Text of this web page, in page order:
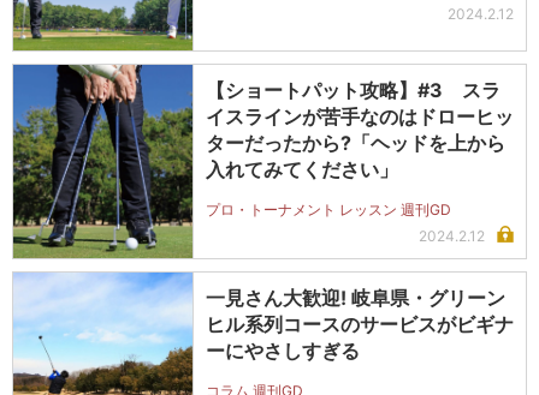
2024.2.12
【ショートパット攻略】#3 スラ
イスラインが苦手なのはドローヒッ
ターだったから?「ヘッドを上から
入れてみてください」
プロ・トーナメント レッスン 週刊GD
2024.2.12
一見さん大歓迎! 岐阜県・グリーン
ヒル系列コースのサービスがビギナ
ーにやさしすぎる
コラム 週刊GD